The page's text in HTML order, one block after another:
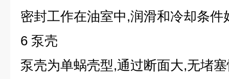
密封工作在油室中,润滑和冷却条件
6 泵壳
泵壳为单蜗壳型,通过断面大,无堵